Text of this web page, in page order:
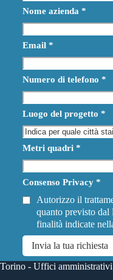
Nome azienda *
Email *
Numero di telefono *
Luogo del progetto *
Metri quadri *
Consenso Privacy *
Autorizzo il
quanto previsto
finalità indicate
Invia la tua richiesta
Torino - Uffici amministrativi